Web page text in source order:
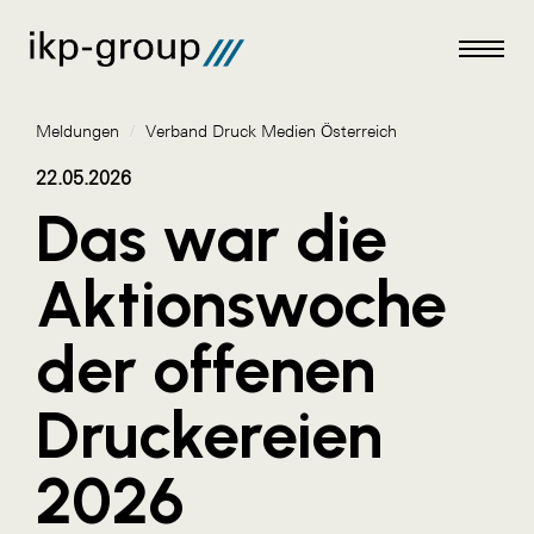
Meldungen
AKTUELLES
ACO
ALEX Krems
Amazon Web Services
Artweger
AustroCel Hallein
Meldungen / Verband Druck Medien Österreich
22.05.2026
Das war die
Aktionswoche
der offenen
Druckereien
2026